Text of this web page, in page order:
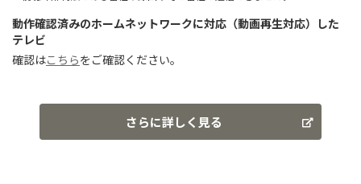
動作確認済みのホームネットワークに対応（動画再生対応）した
テレビ
確認はこちらをご確認ください。
さらに詳しく見る